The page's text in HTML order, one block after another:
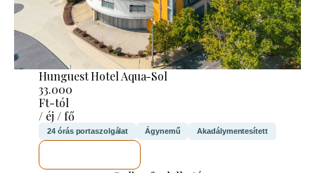
Hunguest Hotel Aqua-Sol
33.000
Ft-tól
/ éj / fő
24 órás portaszolgálat Ágynemű Akadálymentesített